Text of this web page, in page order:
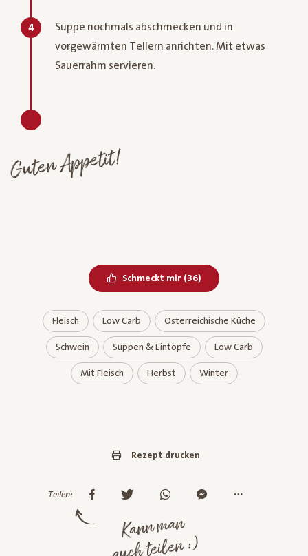
4
Suppe nochmals abschmecken und in
vorgewärmten Tellern anrichten. Mit etwas
Sauerrahm servieren.
Guten Appetit!
Schmeckt mir Bereits geliked
(36)
Fleisch Low Carb Österreichische Küche
Schwein Suppen & Eintöpfe Low Carb
Mit Fleisch Herbst Winter
Rezept drucken
Teilen:
Kann man